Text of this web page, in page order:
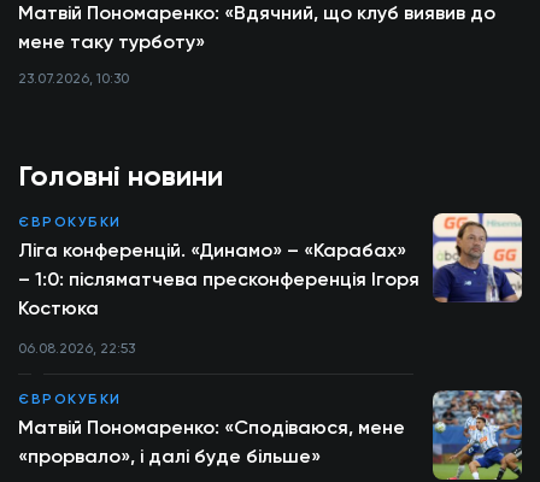
Головні новини
ЄВРОКУБКИ
Ліга конференцій. «Динамо» – «Карабах»
– 1:0: післяматчева пресконференція Ігоря
Костюка
06.08.2026, 22:53
ЄВРОКУБКИ
Матвій Пономаренко: «Сподіваюся, мене
«прорвало», і далі буде більше»
Матвій Пономаренко: «Вдячний, що клуб виявив до
мене таку турботу»
23.07.2026, 10:30